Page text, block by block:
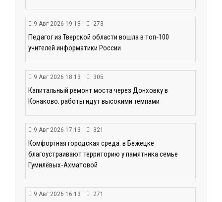
9 Авг 2026 19:13 273
Педагог из Тверской области вошла в топ‑100
учителей информатики России
9 Авг 2026 18:13 305
Капитальный ремонт моста через Донховку в
Конаково: работы идут высокими темпами
9 Авг 2026 17:13 321
Комфортная городская среда: в Бежецке
благоустраивают территорию у памятника семье
Гумилёвых-Ахматовой
9 Авг 2026 16:13 271